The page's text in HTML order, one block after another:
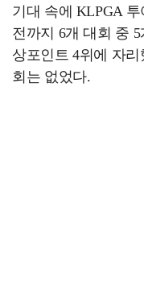
기대 속에 KLPGA
전까지 6개 대회 중
상포인트 4위에 자
회는 없었다.